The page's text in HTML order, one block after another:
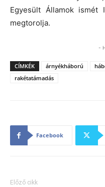
Egyesült Államok ismét
megtorolja.
-
CÍMKÉK árnyékháború
rakétatámadás
Facebook
Előző cikk